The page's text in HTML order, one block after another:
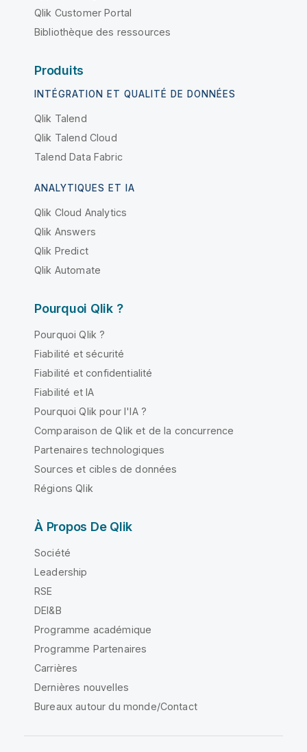
Qlik Customer Portal
Bibliothèque des ressources
Produits
INTÉGRATION ET QUALITÉ DE DONNÉES
Qlik Talend
Qlik Talend Cloud
Talend Data Fabric
ANALYTIQUES ET IA
Qlik Cloud Analytics
Qlik Answers
Qlik Predict
Qlik Automate
Pourquoi Qlik ?
Pourquoi Qlik ?
Fiabilité et sécurité
Fiabilité et confidentialité
Fiabilité et IA
Pourquoi Qlik pour l'IA ?
Comparaison de Qlik et de la concurrence
Partenaires technologiques
Sources et cibles de données
Régions Qlik
À Propos De Qlik
Société
Leadership
RSE
DEI&B
Programme académique
Programme Partenaires
Carrières
Dernières nouvelles
Bureaux autour du monde/Contact